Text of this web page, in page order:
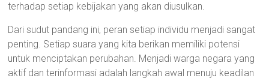
terhadap setiap kebijakan yang akan diusulkan.
Dari sudut pandang ini, peran setiap individu menjadi sangat
penting. Setiap suara yang kita berikan memiliki potensi
untuk menciptakan perubahan. Menjadi warga negara yang
aktif dan terinformasi adalah langkah awal menuju keadilan